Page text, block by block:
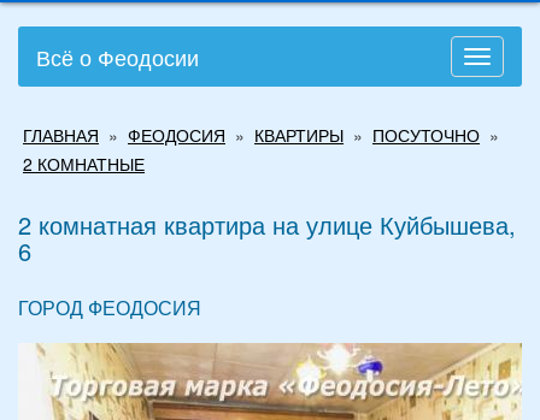
Toggle
Всё о Феодосии
здесь
ГЛАВНАЯ » ФЕОДОСИЯ » КВАРТИРЫ » ПОСУТОЧНО »
2 КОМНАТНЫЕ
2 комнатная квартира на улице Куйбышева,
6
ГОРОД ФЕОДОСИЯ